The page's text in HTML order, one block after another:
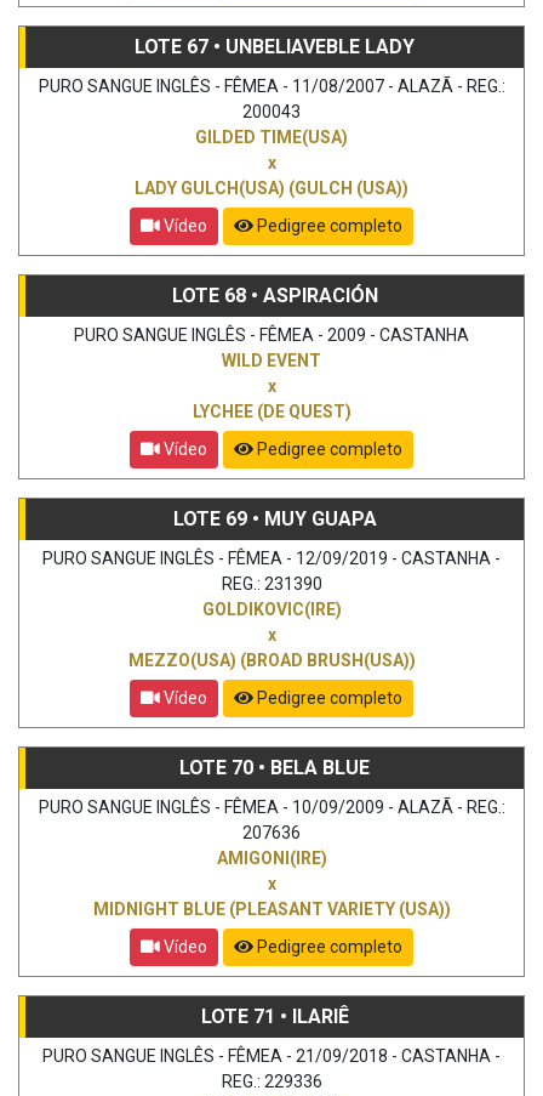
LOTE 67 • UNBELIAVEBLE LADY
PURO SANGUE INGLÊS - FÊMEA - 11/08/2007 - ALAZÃ - REG.:
200043
GILDED TIME(USA)
x
LADY GULCH(USA) (GULCH (USA))
Vídeo
Pedigree completo
LOTE 68 • ASPIRACIÓN
PURO SANGUE INGLÊS - FÊMEA - 2009 - CASTANHA
WILD EVENT
x
LYCHEE (DE QUEST)
Vídeo
Pedigree completo
LOTE 69 • MUY GUAPA
PURO SANGUE INGLÊS - FÊMEA - 12/09/2019 - CASTANHA -
REG.: 231390
GOLDIKOVIC(IRE)
x
MEZZO(USA) (BROAD BRUSH(USA))
Vídeo
Pedigree completo
LOTE 70 • BELA BLUE
PURO SANGUE INGLÊS - FÊMEA - 10/09/2009 - ALAZÃ - REG.:
207636
AMIGONI(IRE)
x
MIDNIGHT BLUE (PLEASANT VARIETY (USA))
Vídeo
Pedigree completo
LOTE 71 • ILARIÊ
PURO SANGUE INGLÊS - FÊMEA - 21/09/2018 - CASTANHA -
REG.: 229336